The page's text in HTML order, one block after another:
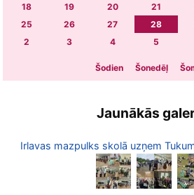
18
19 20 21
25
26 27 28
2
3 4 5
Šodien Šonedēļ
Jaunākās
Irlavas mazpulks skolā uzņem